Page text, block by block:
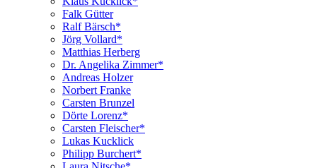
Falk Gütter
Ralf Bärsch*
Jörg Vollard*
Matthias Herberg
Dr. Angelika Zimmer*
Andreas Holzer
Norbert Franke
Carsten Brunzel
Dörte Lorenz*
Carsten Fleischer*
Lukas Kucklick
Philipp Burchert*